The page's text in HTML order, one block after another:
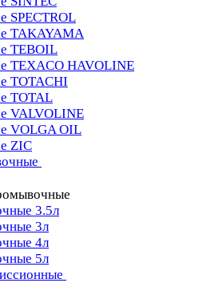
SPECTROL
TAKAYAMA
TEBOIL
TEXACO HAVOLINE
TOTACHI
TOTAL
VALVOLINE
VOLGA OIL
ZIC
3.5л
3л
4л
5л